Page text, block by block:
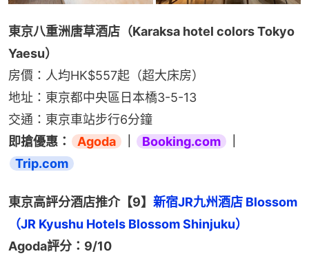
東京八重洲唐草酒店（Karaksa hotel colors Tokyo
Yaesu）
房價：人均HK$557起（超大床房）
地址：東京都中央區日本橋3-5-13
交通：東京車站步行6分鐘
即搶優惠：
Agoda Booking.com
Trip.com
東京高評分酒店推介【9】 新宿JR九州酒店 Blossom
（JR Kyushu Hotels Blossom Shinjuku）
Agoda評分：9/10